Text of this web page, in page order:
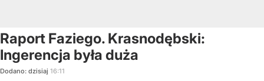
Raport Faziego. Krasnodębski:
Ingerencja była duża
Dodano: dzisiaj 16:11